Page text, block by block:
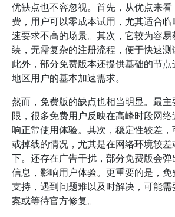
优缺点也不容忽视。首先，从优点来
费，用户可以零成本试用，尤其适合
速要求不高的场景。其次，它较为容
装，无需复杂的注册流程，便于快速测
此外，部分免费版本还提供基础的节
地区用户的基本加速需求。
然而，免费版的缺点也相当明显。最
限，很多免费用户反映在高峰时段网
响正常使用体验。其次，稳定性较差
或掉线的情况，尤其是在网络环境较
下。还存在广告干扰，部分免费版会
信息，影响用户体验。更重要的是，
支持，遇到问题难以及时解决，可能
案或等待官方修复。